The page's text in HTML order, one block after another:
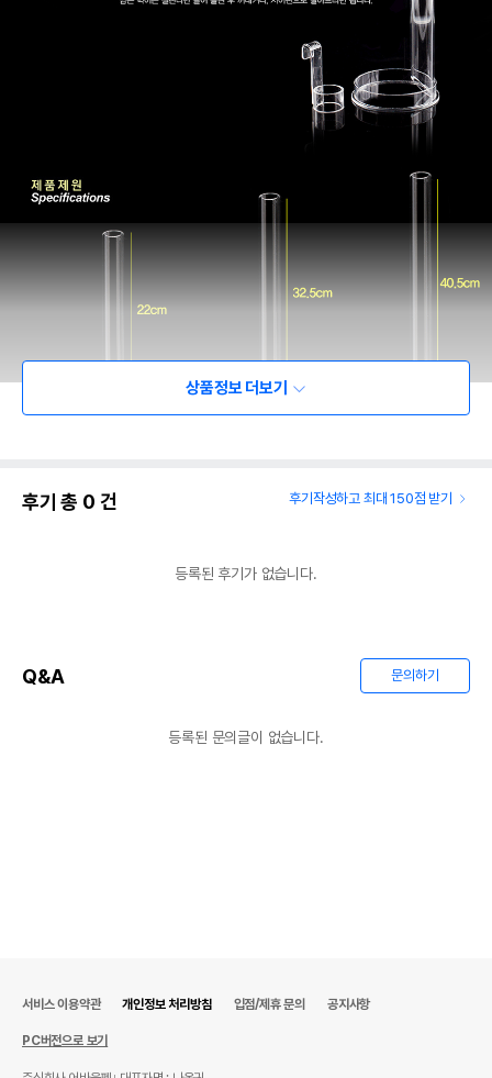
상품정보 더보기
후기 총 0 건 후기작성하고 최대 150점 받기
등록된 후기가 없습니다.
Q&A 문의하기
등록된 문의글이 없습니다.
서비스 이용약관 개인정보 처리방침 입점/제휴 문의 공지사항
PC버전으로 보기